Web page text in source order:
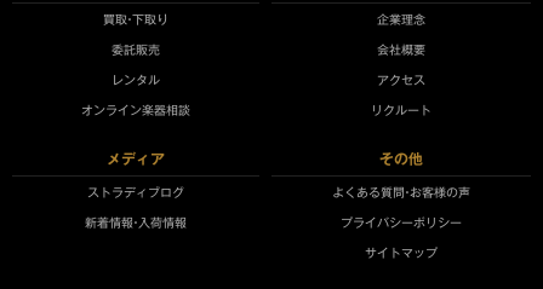
買取•下取り
委託販売
レンタル
オンライン楽器相談
企業理念
会社概要
アクセス
リクルート
メディア
ストラディブログ
新着情報•入荷情報
その他
よくある質問•お客様の声
プライバシーポリシー
サイトマップ